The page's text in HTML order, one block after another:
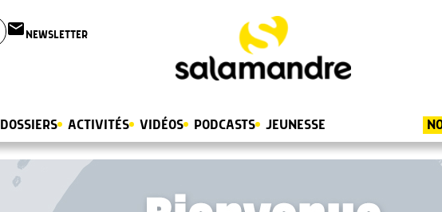
email NEWSLETTER
DOSSIERS ACTIVITÉS VIDÉOS PODCASTS JEUNESSE